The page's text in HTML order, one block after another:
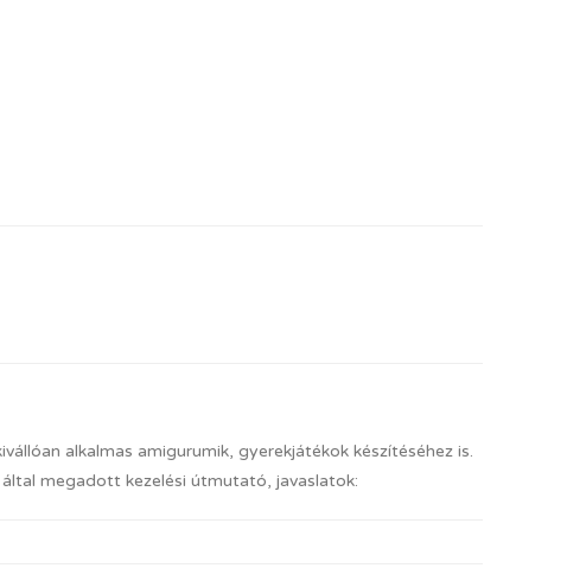
alkalmas amigurumik, gyerekjátékok készítéséhez is.
megadott kezelési útmutató, javaslatok: